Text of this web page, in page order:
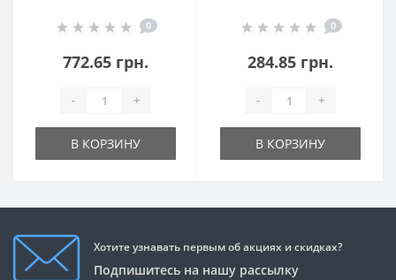
0
772.65 грн.
- +
В КОРЗИНУ
0
284.85 грн.
- +
В КОРЗИНУ
Хотите узнавать первым об акциях и скидках?
Подпишитесь на нашу рассылку